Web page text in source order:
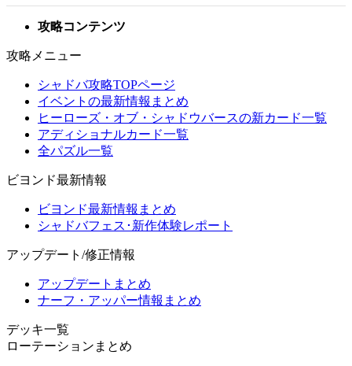
攻略コンテンツ
攻略メニュー
シャドバ攻略TOPページ
イベントの最新情報まとめ
ヒーローズ・オブ・シャドウバースの新カード一覧
アディショナルカード一覧
全パズル一覧
ビヨンド最新情報
ビヨンド最新情報まとめ
シャドバフェス･新作体験レポート
アップデート/修正情報
アップデートまとめ
ナーフ・アッパー情報まとめ
デッキ一覧
ローテーションまとめ